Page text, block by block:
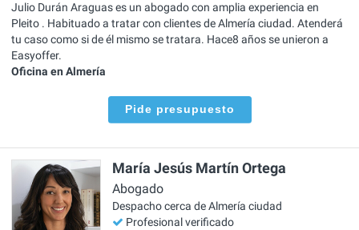
Julio Durán Araguas es un abogado con amplia experiencia en
Pleito . Habituado a tratar con clientes de Almería ciudad. Atenderá
tu caso como si de él mismo se tratara. Hace8 años se unieron a
Easyoffer.
Oficina en Almería
Pide presupuesto
María Jesús Martín Ortega
Abogado
Despacho cerca de Almería ciudad
Profesional verificado